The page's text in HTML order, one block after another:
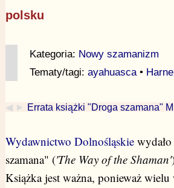
polsku
Kategoria: Nowy szamanizm
Tematy/tagi: ayahuasca•
◀ ► Errata książki "Droga szamana"
Wydawnictwo Dolnośląskiewydało
szamana" ('The Way of the Shaman'
Książka jest ważna, ponieważ wielu